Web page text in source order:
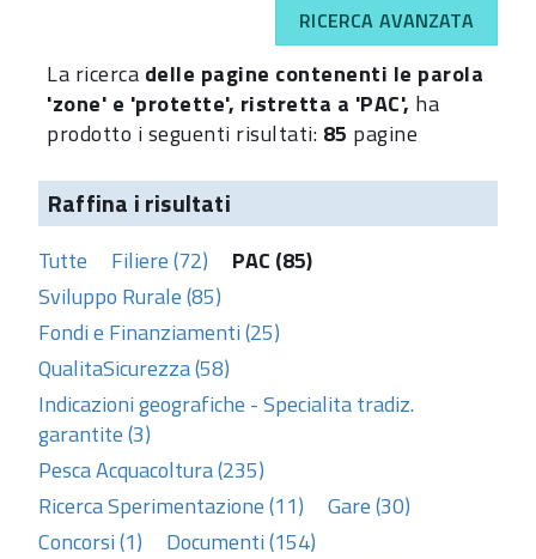
RICERCA AVANZATA
La ricerca delle pagine contenenti le parola
'zone' e 'protette', ristretta a 'PAC', ha
prodotto i seguenti risultati: 85 pagine
Raffina i risultati
Tutte Filiere (72)
PAC (85)
Sviluppo Rurale (85)
Fondi e Finanziamenti (25)
QualitaSicurezza (58)
Indicazioni geografiche - Specialita tradiz.
garantite (3)
Pesca Acquacoltura (235)
Ricerca Sperimentazione (11)
Gare (30)
Concorsi (1)
Documenti (154)